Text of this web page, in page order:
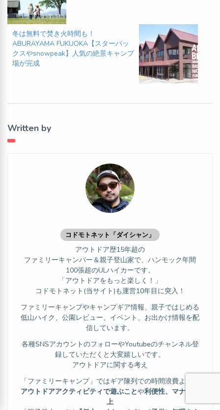
冬は無料で焚き火時間も！
ABURAYAMA FUKUOKA【スターバッ
クスやsnowpeak】人気の絶景キャンプ
場が完成
Written by
コドモトネット「ダイシャン」
アウトドア歴15年超の
ファミリーキャンパー＆親子登山家で、ハンモック年間
100張超のULハイカーです。
「アウトドアをもっと楽しく！」
コドモトネット(当サイト)も運営10年目に突入！
ファミリーキャンプやキャンプギア情報、親子ではじめる
低山ハイク、公園レビュー、イベント、お出かけ情報を配
信しています。
各種SNSアカウントのフォローやYoutubeのチャンネル登
録していただくと大変嬉しいです。
アウトドアに関する考え
「ファミリーキャンプ」ではギア陳列での時間浪費よりも
アウトドアアクティビティで遊ぶことや利便性、マナー向
上